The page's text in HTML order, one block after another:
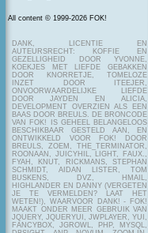
All content © 1999-2026 FOK!
DANK, LICENTIE EN
AUTEURSRECHT: KOFFIE EN
GEZELLIGHEID DOOR YVONNE,
KOEKJES MET LIEFDE GEBAKKEN
DOOR KNORRETJE, TOMELOZE
INZET DOOR ITEEJER,
ONVOORWAARDELIJKE LIEFDE
DOOR JAYDEN EN ALICIA,
DEVELOPMENT OVERZIEN ALS EEN
BAAS DOOR BREULS. DE BRONCODE
VAN FOK! IS GEHEEL BELANGELOOS
BESCHIKBAAR GESTELD AAN, EN
ONTWIKKELD VOOR FOK! DOOR
BREULS, ZOEM, THE_TERMINATOR,
ROONAAN, JUICYHIL, LIGHT, FAUX.,
FYAH, KNUT, RICKMANS, STEPHAN
SCHMIDT, AIDAN LISTER, TOM
BUSKENS, DVZ, HMAIL,
HIGHLANDER EN DANNY (VERGETEN
JE TE VERMELDEN? LAAT HET
WETEN!), WAARVOOR DANK! - FOK!
MAAKT ONDER MEER GEBRUIK VAN
JQUERY, JQUERYUI, JWPLAYER, YUI,
FANCYBOX, JGROWL, PHP, MYSQL,